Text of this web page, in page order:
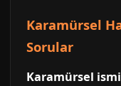
Karamürsel
Sorular
Karamürsel